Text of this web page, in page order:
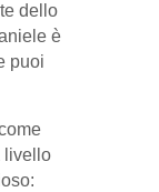
dello
è
puoi
livello